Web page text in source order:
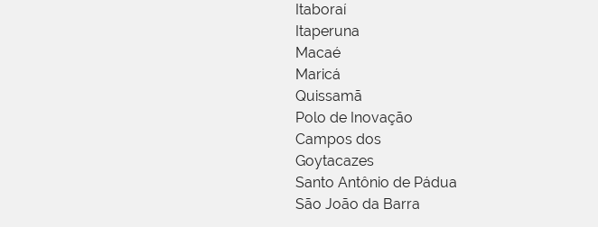
Itaboraí
Itaperuna
Macaé
Maricá
Quissamã
Polo de Inovação
Campos dos
Goytacazes
Santo Antônio de Pádua
São João da Barra